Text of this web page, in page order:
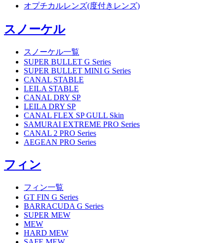
オプチカルレンズ(度付きレンズ)
スノーケル
スノーケル一覧
SUPER BULLET G Series
SUPER BULLET MINI G Series
CANAL STABLE
LEILA STABLE
CANAL DRY SP
LEILA DRY SP
CANAL FLEX SP GULL Skin
SAMURAI EXTREME PRO Series
CANAL 2 PRO Series
AEGEAN PRO Series
フィン
フィン一覧
GT FIN G Series
BARRACUDA G Series
SUPER MEW
MEW
HARD MEW